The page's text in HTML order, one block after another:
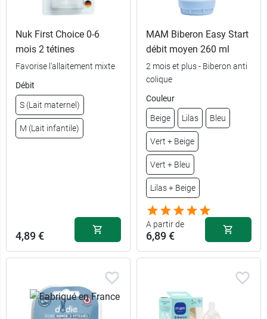
Biche 8,99 €
Paris 9,89 €
Rose
Vert 4,49 €
Nuk First Choice 0-6
mois 2 tétines
Favorise l'allaitement mixte
Débit
S (Lait maternel)
M (Lait infantile)
4,89 €
MAM Biberon Easy Start
débit moyen 260 ml
2 mois et plus - Biberon anti
colique
Couleur
Beige Lilas Bleu
Vert + Beige
Vert + Bleu
Lilas + Beige
A partir de
6,89 €